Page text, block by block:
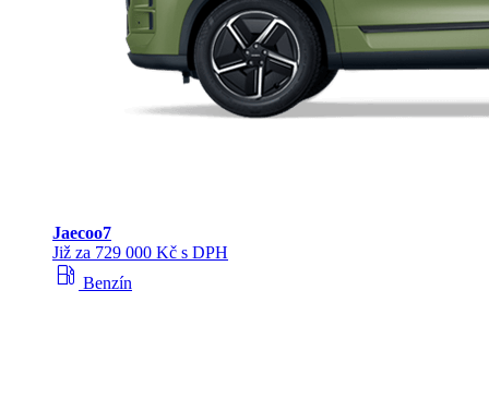
Jaecoo7
Již za 729 000 Kč s DPH
local_gas_station Benzín